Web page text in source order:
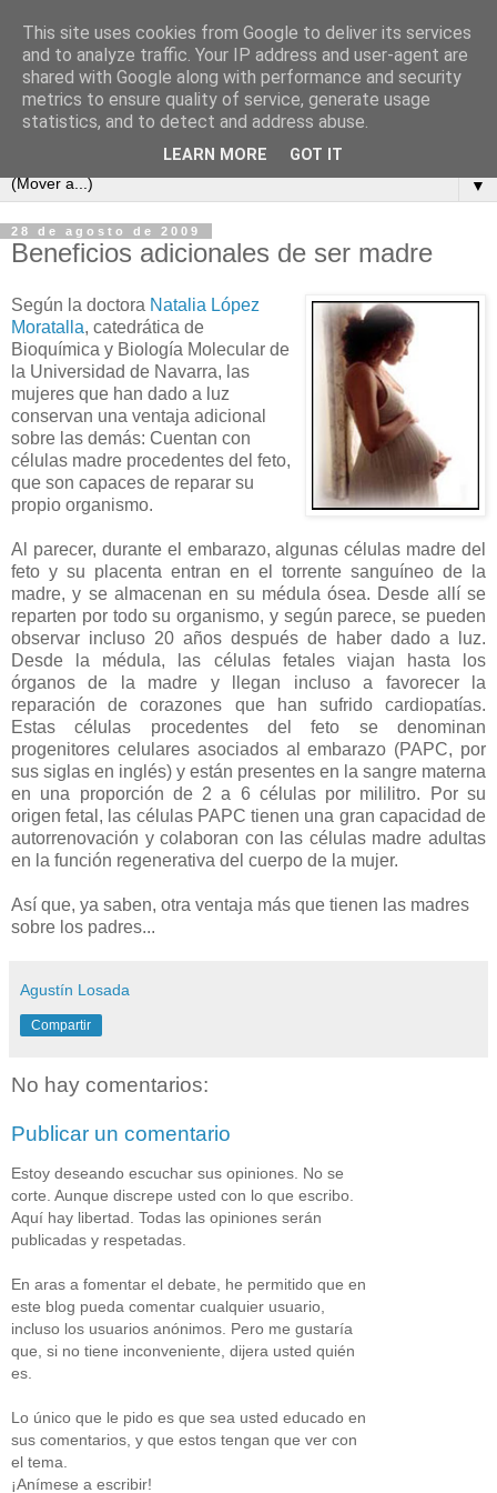
▼
28 de agosto de 2009
Beneficios adicionales de ser madre
Según la doctora Natalia López
Moratalla, catedrática de
Bioquímica y Biología Molecular de
la Universidad de Navarra, las
mujeres que han dado a luz
conservan una ventaja adicional
sobre las demás: Cuentan con
células madre procedentes del feto,
que son capaces de reparar su
propio organismo.
Al parecer, durante el embarazo, algunas células madre del
feto y su placenta entran en el torrente sanguíneo de la
madre, y se almacenan en su médula ósea. Desde allí se
reparten por todo su organismo, y según parece, se pueden
observar incluso 20 años después de haber dado a luz.
Desde la médula, las células fetales viajan hasta los
órganos de la madre y llegan incluso a favorecer la
reparación de corazones que han sufrido cardiopatías.
Estas células procedentes del feto se denominan
progenitores celulares asociados al embarazo (PAPC, por
sus siglas en inglés) y están presentes en la sangre materna
en una proporción de 2 a 6 células por mililitro. Por su
origen fetal, las células PAPC tienen una gran capacidad de
autorrenovación y colaboran con las células madre adultas
en la función regenerativa del cuerpo de la mujer.
Así que, ya saben, otra ventaja más que tienen las madres
sobre los padres...
Agustín Losada
Compartir
No hay comentarios:
Publicar un comentario
Estoy deseando escuchar sus opiniones. No se
corte. Aunque discrepe usted con lo que escribo.
Aquí hay libertad. Todas las opiniones serán
publicadas y respetadas.
En aras a fomentar el debate, he permitido que en
este blog pueda comentar cualquier usuario,
incluso los usuarios anónimos. Pero me gustaría
que, si no tiene inconveniente, dijera usted quién
es.
Lo único que le pido es que sea usted educado en
sus comentarios, y que estos tengan que ver con
el tema.
¡Anímese a escribir!
This site uses cookies from Google to deliver its services
and to analyze traffic. Your IP address and user-agent are
shared with Google along with performance and security
metrics to ensure quality of service, generate usage
statistics, and to detect and address abuse.
LEARN MORE GOT IT